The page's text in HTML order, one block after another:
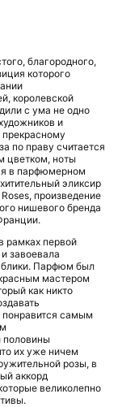
благородного,
которого
королевской
с ума не одно
и
по праву считается
цветком, ноты
в парфюмерном
эликсир
произведение
нишевого бренда
рамках первой
завоевала
Парфюм был
мастером
как никто
самым
половины
их уже ничем
розы, в
аккорд
великолепно